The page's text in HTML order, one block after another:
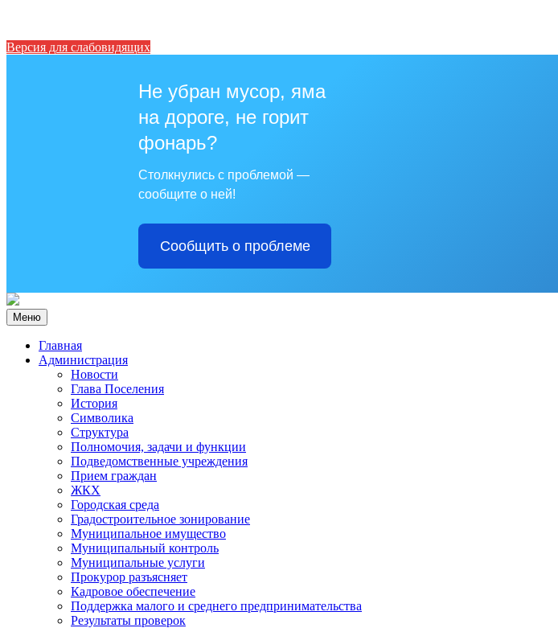
Версия для слабовидящих
Не убран мусор, яма
на дороге, не горит
фонарь?
Столкнулись с проблемой —
сообщите о ней!
Сообщить о проблеме
Меню
Главная
Администрация
Новости
Глава Поселения
История
Символика
Структура
Полномочия, задачи и функции
Подведомственные учреждения
Прием граждан
ЖКХ
Городская среда
Градостроительное зонирование
Муниципальное имущество
Муниципальный контроль
Муниципальные услуги
Прокурор разъясняет
Кадровое обеспечение
Поддержка малого и среднего предпринимательства
Результаты проверок